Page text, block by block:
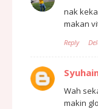
nak
makan
Reply
Wah
makin